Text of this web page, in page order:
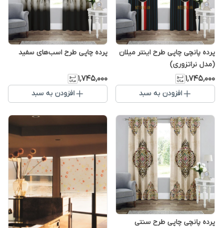
پرده پانچی چاپی طرح اینتر میلان
(مدل نراتزوری)
۱٬۷۴۵٬۰۰۰
افزودن به سبد
پرده چاپی طرح اسب‌های سفید
۱٬۷۴۵٬۰۰۰
افزودن به سبد
پرده پانچی چاپی طرح سنتی